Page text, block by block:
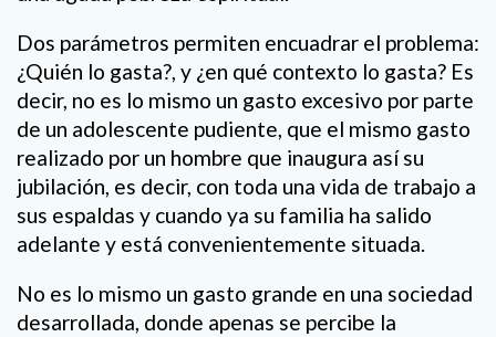
Dos parámetros permiten encuadrar el problema:
¿Quién lo gasta?, y ¿en qué contexto lo gasta? Es
decir, no es lo mismo un gasto excesivo por parte
de un adolescente pudiente, que el mismo gasto
realizado por un hombre que inaugura así su
jubilación, es decir, con toda una vida de trabajo a
sus espaldas y cuando ya su familia ha salido
adelante y está convenientemente situada.
No es lo mismo un gasto grande en una sociedad
desarrollada, donde apenas se percibe la